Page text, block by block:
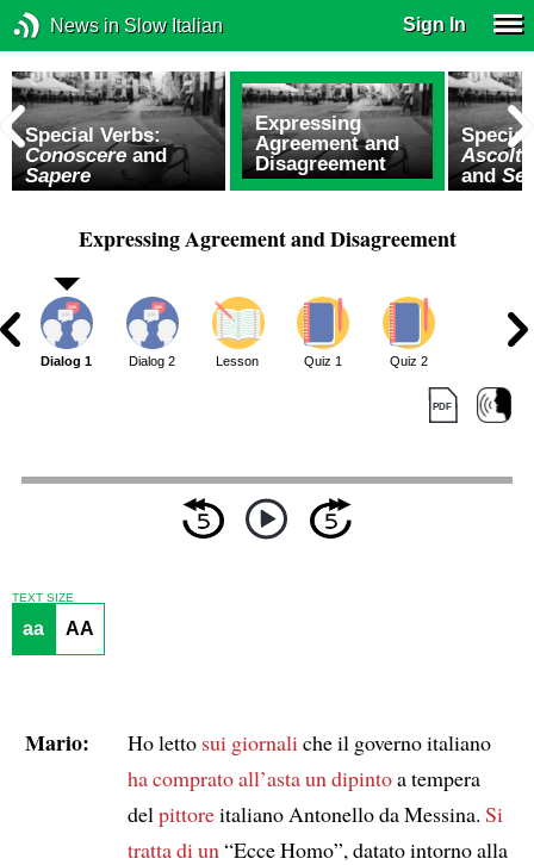
News in Slow Italian Sign In
Special Verbs:
Conoscereand
Sapere
Expressing
Agreement and
Disagreement
and
Expressing Agreement and Disagreement
Dialog 1 Dialog 2 Lesson Quiz 1 Quiz 2
TEXT SIZE
aa AA
Mario: Ho letto sui giornali che il governo italiano
ha comprato all’astaun dipintoa tempera
del pittoreitaliano Antonello da Messina. Si
tratta di un “Ecce Homo”, datato intorno alla